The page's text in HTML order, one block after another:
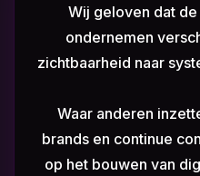
Wij geloven dat
ondernemen
zichtbaarheid naar
Waar anderen
brands en continue
op het bouwen van